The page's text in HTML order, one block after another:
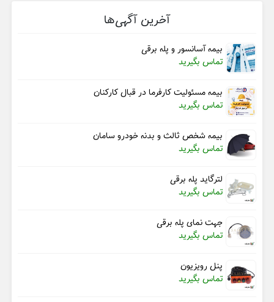
آخرین آگهی‌ها
بیمه آسانسور و پله برقی
تماس بگیرید
بیمه مسئولیت کارفرما در قبال کارکنان
تماس بگیرید
بیمه شخص ثالث و بدنه خودرو سامان
تماس بگیرید
لترگاید پله برقی
تماس بگیرید
جهت نمای پله برقی
تماس بگیرید
پنل رویزیون
تماس بگیرید